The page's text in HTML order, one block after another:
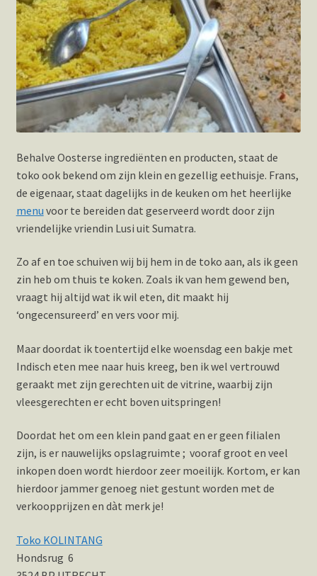
Behalve Oosterse ingrediënten en producten, staat de
toko ook bekend om zijn klein en gezellig eethuisje. Frans,
de eigenaar, staat dagelijks in de keuken om het heerlijke
menu voor te bereiden dat geserveerd wordt door zijn
vriendelijke vriendin Lusi uit Sumatra.
Zo af en toe schuiven wij bij hem in de toko aan, als ik geen
zin heb om thuis te koken. Zoals ik van hem gewend ben,
vraagt hij altijd wat ik wil eten, dit maakt hij
‘ongecensureerd’ en vers voor mij.
Maar doordat ik toentertijd elke woensdag een bakje met
Indisch eten mee naar huis kreeg, ben ik wel vertrouwd
geraakt met zijn gerechten uit de vitrine, waarbij zijn
vleesgerechten er echt boven uitspringen!
Doordat het om een klein pand gaat en er geen filialen
zijn, is er nauwelijks opslagruimte ; vooraf groot en veel
inkopen doen wordt hierdoor zeer moeilijk. Kortom, er kan
hierdoor jammer genoeg niet gestunt worden met de
verkoopprijzen en dàt merk je!
Toko KOLINTANG
Hondsrug 6